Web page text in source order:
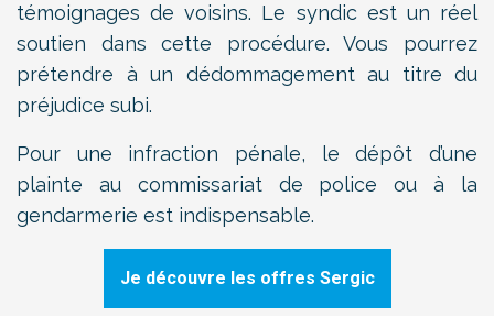
témoignages de voisins. Le syndic est un réel
soutien dans cette procédure. Vous pourrez
prétendre à un dédommagement au titre du
préjudice subi.
Pour une infraction pénale, le dépôt d’une
plainte au commissariat de police ou à la
gendarmerie est indispensable.
Je découvre les offres Sergic